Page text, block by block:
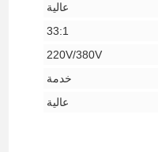
عالية
33:1
220V/380V
خدمة
عالية